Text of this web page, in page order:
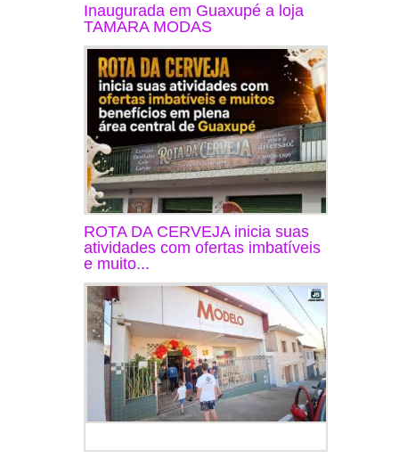
Inaugurada em Guaxupé a loja
TAMARA MODAS
ROTA DA CERVEJA inicia suas
atividades com ofertas imbatíveis
e muito...